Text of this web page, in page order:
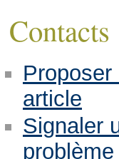
Contacts
Proposer
article
Signaler